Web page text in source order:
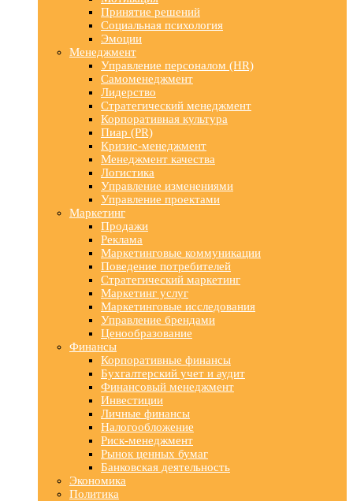
Принятие решений
Социальная психология
Эмоции
Менеджмент
Управление персоналом (HR)
Самоменеджмент
Лидерство
Стратегический менеджмент
Корпоративная культура
Пиар (PR)
Кризис-менеджмент
Менеджмент качества
Логистика
Управление изменениями
Управление проектами
Маркетинг
Продажи
Реклама
Маркетинговые коммуникации
Поведение потребителей
Стратегический маркетинг
Маркетинг услуг
Маркетинговые исследования
Управление брендами
Ценообразование
Финансы
Корпоративные финансы
Бухгалтерский учет и аудит
Финансовый менеджмент
Инвестиции
Личные финансы
Налогообложение
Риск-менеджмент
Рынок ценных бумаг
Банковская деятельность
Экономика
Политика